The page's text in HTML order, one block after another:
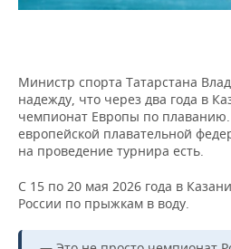
ОТКРЫТАЯ ЛЕКЦИЯ
БАСКЕТБОЛ
ВОЛЕЙБОЛ
ФИГУРНОЕ КАТАНИЕ
ИНФРАСТРУКТУРА
ИСТОРИЯ
МЕДИЦИНА
СПРАВОЧНИК
СПИСОК ПЕРСОН
ПОЛНАЯ ВЕРСИЯ
Министр спорта Татарстана
надежду, что через два года в
чемпионат Европы по плаванию.
европейской плавательной
на проведение турнира есть.
С 15 по 20 мая 2026 года в
России по прыжкам в воду.